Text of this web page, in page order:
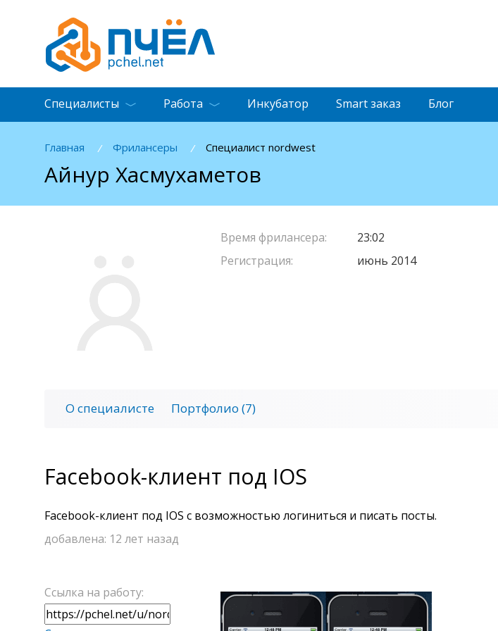
Главная / Фрилансеры / Специалист nordwest
Айнур Хасмухаметов
Время фрилансера:
23:02
Регистрация:
июнь 2014
О специалисте Портфолио (7)
Facebook-клиент под IOS
Facebook-клиент под IOS с возможностью логиниться и писать посты.
добавлена: 12 лет назад
Ссылка на работу:
Специалисты Работа Инкубатор Smartзаказ Блог